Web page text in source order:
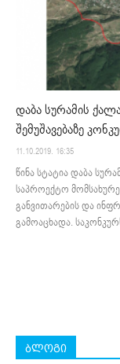
დაბა სურამის
შემუშავებაზე
11.10.2019. 16:35
წინა სტატია დაბა
საპროექტო
განვითარების და
გამოაცხადა.
ბლოგი